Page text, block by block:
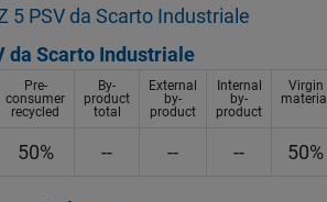
5 PSV da Scarto Industriale
da Scarto Industriale
Pre-
consumer
recycled
By-
product
total
External
by-
product
Internal
by-
product
Virgin
50% -- -- -- 50%